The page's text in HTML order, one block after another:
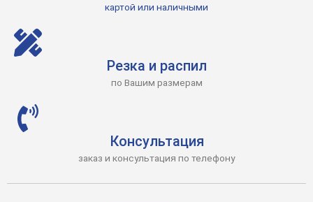
картой или наличными
Резка и распил
по Вашим размерам
Консультация
заказ и консультация по телефону